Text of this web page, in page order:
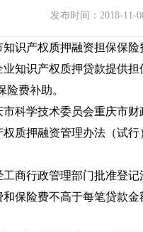
发布时间：2018-11-
识产权质押融资担保保险
知识产权质押贷款提供
险费补助。
科学技术委员会重庆市
质押融资管理办法（试
商行政管理部门批准登
保险费不高于每笔贷款